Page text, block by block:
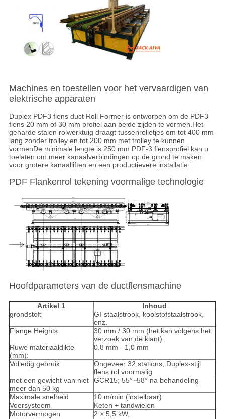
Machines en toestellen voor het vervaardigen van
elektrische apparaten
Duplex PDF3 flens duct Roll Former is ontworpen om de PDF3
flens 20 mm of 30 mm profiel aan beide zijden te vormen.Het
geharde stalen rolwerktuig draagt tussenrolletjes om tot 400 mm
lang zonder trolley en tot 200 mm met trolley te kunnen
vormenDe minimale lengte is 250 mm.PDF-3 flensprofiel kan u
toelaten om meer kanaalverbindingen op de grond te maken
voor grotere kanaalliften en een productievere installatie.
PDF Flankenrol tekening voormalige technologie
Hoofdparameters van de ductflensmachine
Artikel 1
Inhoud
grondstof:
GI-staalstrook, koolstofstaalstrook,
enz.
Flange Heights
30 mm / 30 mm (het kan volgens het
verzoek van de klant).
Ruwe materiaaldikte
(mm):
0.8 mm - 1,0 mm
Volledig gebruik:
Ongeveer 32 stations; Duplex-stijl
flens rol voormalig
met een gewicht van niet
meer dan 50 kg
GCR15; 55°~58° na behandeling
Maximale snelheid
10 m/min (instelbaar)
Voersysteem
Keten + tandwielen
Motorvermogen
2 × 5,5 kW,